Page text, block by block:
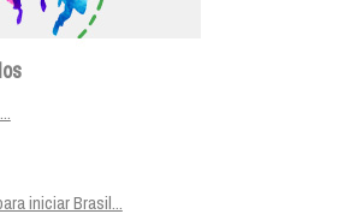
iniciar Brasil...